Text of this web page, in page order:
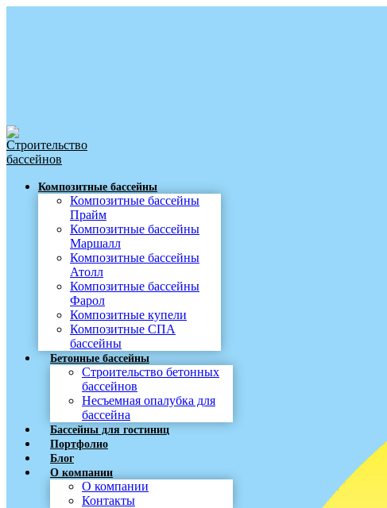
Композитные бассейны
Композитные бассейны
Прайм
Композитные бассейны
Маршалл
Композитные бассейны
Атолл
Композитные бассейны
Фарол
Композитные купели
Композитные СПА
бассейны
Бетонные бассейны
Строительство бетонных
бассейнов
Несъемная опалубка для
бассейна
Бассейны для гостиниц
Портфолио
Блог
О компании
О компании
Контакты